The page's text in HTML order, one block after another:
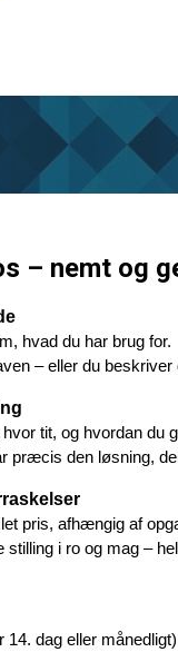
– nemt og
hvad du har brug for.
– eller du
tit, og hvordan du
præcis den løsning,
pris, afhængig af
i ro og mag –
dag eller månedligt)